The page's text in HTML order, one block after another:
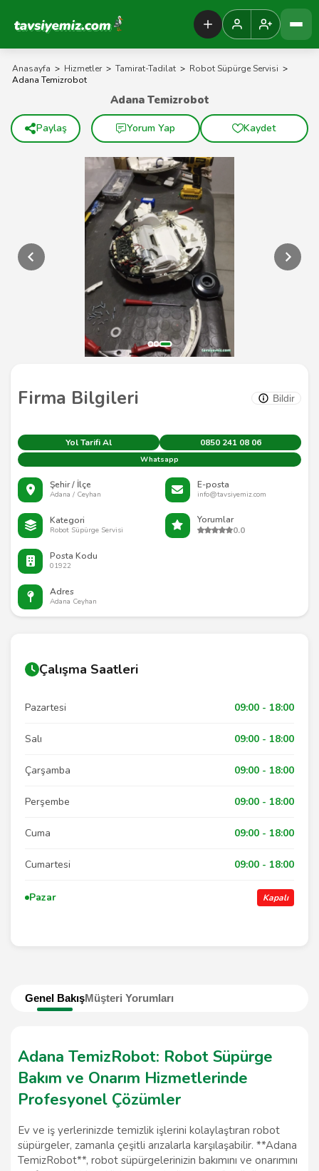
Tavsiyemiz Anasayfa
Anasayfa > Hizmetler > Tamirat-Tadilat > Robot Süpürge Servisi >
Adana Temizrobot
Firma Bilgileri Bildir
Yol Tarifi Al 0850 241 08 06
Whatsapp
Şehir / İlçe
Adana / Ceyhan
E-posta
info@tavsiyemiz.com
Kategori
Robot Süpürge Servisi
Yorumlar
0.0
Posta Kodu
01922
Adres
Adana Ceyhan
Adana Temizrobot
Paylaş Yorum Yap Kaydet
Genel BakışMüşteri Yorumları
Adana TemizRobot: Robot Süpürge
Bakım ve Onarım Hizmetlerinde
Profesyonel Çözümler
Ev ve iş yerlerinizde temizlik işlerini kolaylaştıran robot
süpürgeler, zamanla çeşitli arızalarla karşılaşabilir. **Adana
TemizRobot**, robot süpürgelerinizin bakımını ve onarımını
Çalışma Saatleri
Pazartesi 09:00 - 18:00
Salı 09:00 - 18:00
Çarşamba 09:00 - 18:00
Perşembe 09:00 - 18:00
Cuma 09:00 - 18:00
Cumartesi 09:00 - 18:00
Pazar Kapalı